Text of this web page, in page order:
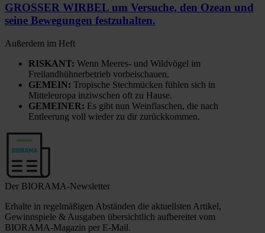
GROSSER WIRBEL um Versuche, den Ozean und
seine Bewegungen festzuhalten.
Außerdem im Heft
RISKANT: Wenn Meeres- und Wildvögel im
Freilandhühnerbetrieb vorbeischauen.
GEMEIN: Tropische Stechmücken fühlen sich in
Mitteleuropa inziwschen oft zu Hause.
GEMEINER: Es gibt nun Weinflaschen, die nach
Entleerung voll wieder zu dir zurückkommen.
Der BIORAMA-Newsletter
Erhalte in regelmäßigen Abständen die aktuellsten Artikel,
Gewinnspiele & Ausgaben übersichtlich aufbereitet vom
BIORAMA-Magazin per E-Mail.